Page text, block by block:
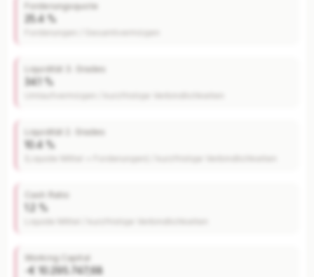
Forderungsquote
25.4 %
Liquidität 3. Grades
34.1 %
Liquidität 2. Grades
10.4 %
Cash Ratio
1.2 %
Working Capital
-€ 10.295.747,68